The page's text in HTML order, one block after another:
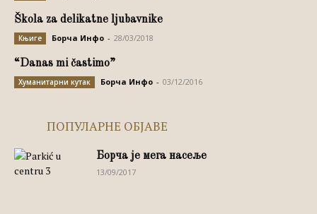
Škola za delikatne ljubavnike
Књиге Борча Инфо - 28/03/2018
“Danas mi častimo”
Хуманитарни кутак Борча Инфо - 03/12/2016
ПОПУЛАРНЕ ОБЈАВЕ
Борча је мега насеље
13/09/2017